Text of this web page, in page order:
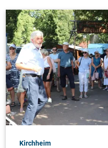
Kirchheim